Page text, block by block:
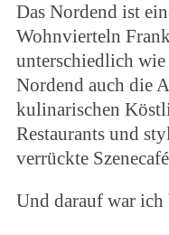
Das Nordend ist
Wohnvierteln
unterschiedlich
Nordend auch die
kulinarischen
Restaurants und
verrückte
Und darauf war ich